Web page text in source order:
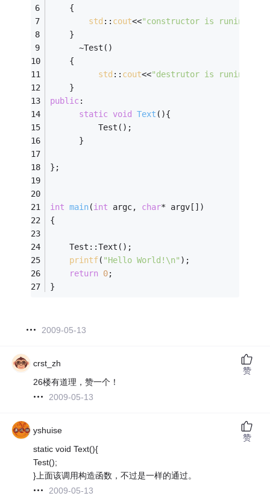
    {
std :: cout<<"constructor is
    }
      ~Test()
    {
std :: cout<<"destrutor is
    }
public:
static void Text (){
		  Test();
	  }
};
int main(int argc, char* argv[])
{
	Test::Text();
printf( "Hello World!\n" );
return 0;
}
2009-05-13
crst_zh
26楼有道理，赞一个！
2009-05-13
赞
yshuise
static void Text(){
Test();
}上面该调用构造函数，不过是一样的通过。
2009-05-13
赞